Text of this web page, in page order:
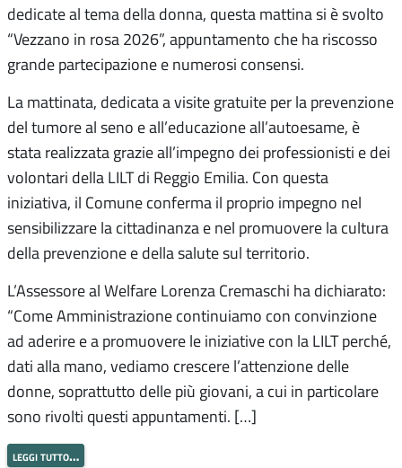
dedicate al tema della donna, questa mattina si è svolto
“Vezzano in rosa 2026”, appuntamento che ha riscosso
grande partecipazione e numerosi consensi.
La mattinata, dedicata a visite gratuite per la prevenzione
del tumore al seno e all’educazione all’autoesame, è
stata realizzata grazie all’impegno dei professionisti e dei
volontari della LILT di Reggio Emilia. Con questa
iniziativa, il Comune conferma il proprio impegno nel
sensibilizzare la cittadinanza e nel promuovere la cultura
della prevenzione e della salute sul territorio.
L’Assessore al Welfare Lorenza Cremaschi ha dichiarato:
“Come Amministrazione continuiamo con convinzione
ad aderire e a promuovere le iniziative con la LILT perché,
dati alla mano, vediamo crescere l’attenzione delle
donne, soprattutto delle più giovani, a cui in particolare
sono rivolti questi appuntamenti. […]
leggi tutto…